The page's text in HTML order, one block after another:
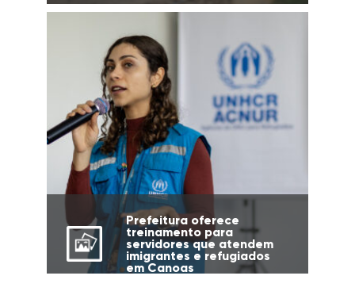
Prefeitura oferece
treinamento para
servidores que atendem
imigrantes e refugiados
em Canoas